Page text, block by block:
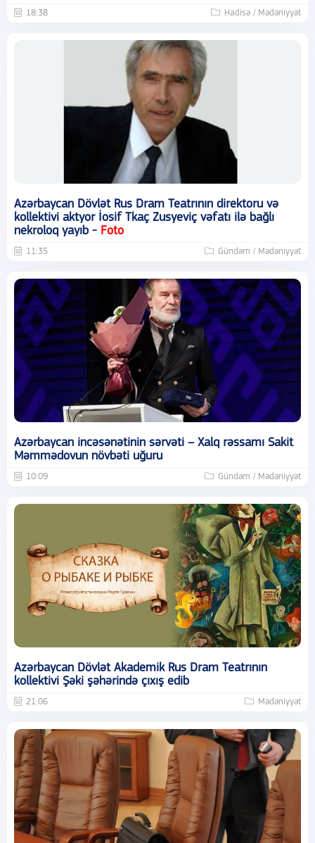
18:38 Hadisə / Mədəniyyət
Azərbaycan Dövlət Rus Dram Teatrının direktoru və
kollektivi aktyor İosif Tkaç Zusyeviç vəfatı ilə bağlı
nekroloq yayıb - Foto
11:35 Gündəm / Mədəniyyət
Azərbaycan incəsənətinin sərvəti – Xalq rəssamı Sakit
Məmmədovun növbəti uğuru
10:09 Gündəm / Mədəniyyət
Azərbaycan Dövlət Akademik Rus Dram Teatrının
kollektivi Şəki şəhərində çıxış edib
21:06 Mədəniyyət